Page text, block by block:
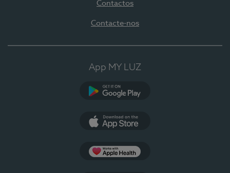
Contactos
Contacte-nos
App MY LUZ